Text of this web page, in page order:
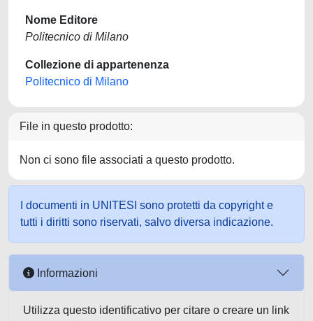
Nome Editore
Politecnico di Milano
Collezione di appartenenza
Politecnico di Milano
File in questo prodotto:
Non ci sono file associati a questo prodotto.
I documenti in UNITESI sono protetti da copyright e
tutti i diritti sono riservati, salvo diversa indicazione.
Informazioni
Utilizza questo identificativo per citare o creare un link